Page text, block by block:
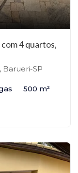
4 quartos,
SP
500 m²